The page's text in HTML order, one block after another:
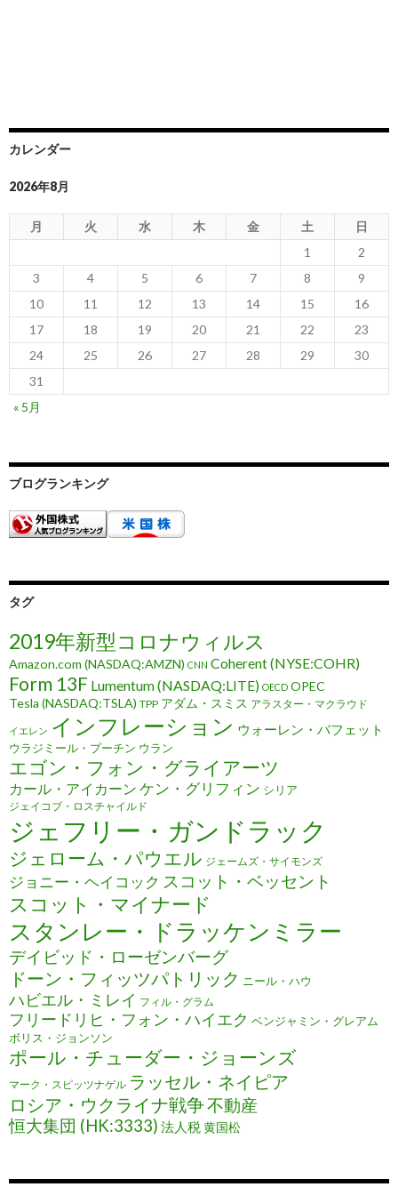
カレンダー
2026年8月
月 火 水 木 金 土
日
1
2
3
4 5 6 7 8
9
10
11 12 13 14 15
16
17
18 19 20 21 22
23
24
25 26 27 28 29
30
31
« 5月
ブログランキング
タグ
2019年新型コロナウィルス
Amazon.com (NASDAQ:AMZN) CNN Coherent (NYSE:COHR)
Form 13F Lumentum (NASDAQ:LITE) OECD OPEC
Tesla (NASDAQ:TSLA) TPP アダム・スミス アラスター・マクラウド
イエレン インフレーション ウォーレン・バフェット
ウラジミール・プーチン ウラン
エゴン・フォン・グライアーツ
カール・アイカーン ケン・グリフィン シリア
ジェイコブ・ロスチャイルド
ジェフリー・ガンドラック
ジェローム・パウエル ジェームズ・サイモンズ
ジョニー・ヘイコック スコット・ベッセント
スコット・マイナード
スタンレー・ドラッケンミラー
デイビッド・ローゼンバーグ
ドーン・フィッツパトリック ニール・ハウ
ハビエル・ミレイ フィル・グラム
フリードリヒ・フォン・ハイエク ベンジャミン・グレアム
ボリス・ジョンソン
ポール・チューダー・ジョーンズ
マーク・スピッツナゲル ラッセル・ネイピア
ロシア・ウクライナ戦争不動産
恒大集団 (HK:3333) 法人税黄国松